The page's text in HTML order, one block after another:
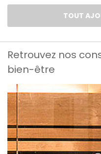
TOUT
Retrouvez nos
bien-être